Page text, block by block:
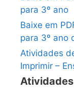
para 3º ano
Baixe em
para 3º ano
Atividades
Imprimir –